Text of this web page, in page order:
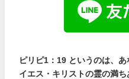
ピリピ1：19 というのは、
イエス・キリストの霊の満